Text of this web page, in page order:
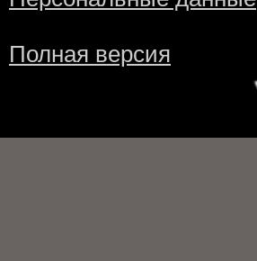
Полная версия